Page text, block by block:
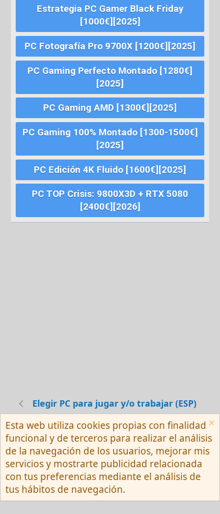
Estrategia PC Gamer Black Friday
[1000€][2025]
PC Fotografía Pro 9700X [1200€][2025]
PC Gaming Perfecto Montado [1280€]
[2025]
PC Gaming AMD [1300€][2025]
PC Gaming 100% Montado [1300-1500€]
[2025]
PC Edición 4K Fluido [1600€][2025]
PC TOP Crisis: 9800X3D + RTX 5080
[2400€][2026]
Elegir PC para jugar y/o trabajar (ESP)
Español (Neutro) Tu
Contactarnos
Términos y reglas
Privacy policy
Ayuda
R
S
S
Community platform by XenForo ® © 2010-
2026 XenForo Ltd.
Esta web utiliza cookies propias con finalidad
funcional y de terceros para realizar el análisis
de la navegación de los usuarios, mejorar mis
servicios y mostrarte publicidad relacionada
con tus preferencias mediante el análisis de
tus hábitos de navegación.